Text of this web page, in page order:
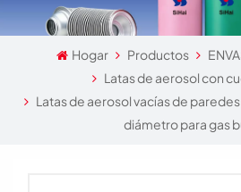
Hogar Productos
Latas de aerosol con
Latas de aerosol vacías de
diámetro para gas